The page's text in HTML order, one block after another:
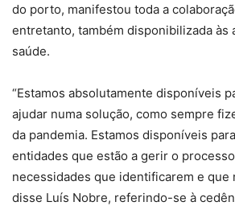
do porto, manifestou toda a
entretanto, também disponibilizada às
saúde.
“Estamos absolutamente disponíveis
ajudar numa solução, como sempre
da pandemia. Estamos disponíveis
entidades que estão a gerir o
necessidades que identificarem e que
disse Luís Nobre, referindo-se à